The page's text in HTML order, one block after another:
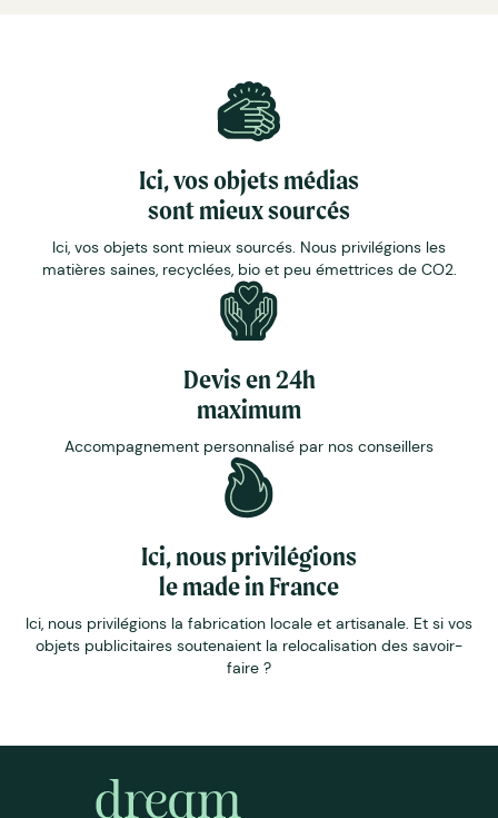
Ici, vos objets médias
sont mieux sourcés
Ici, vos objets sont mieux sourcés. Nous privilégions les
matières saines, recyclées, bio et peu émettrices de CO2.
Devis en 24h
maximum
Accompagnement personnalisé par nos conseillers
Ici, nous privilégions
le made in France
Ici, nous privilégions la fabrication locale et artisanale. Et si vos
objets publicitaires soutenaient la relocalisation des savoir-
faire ?